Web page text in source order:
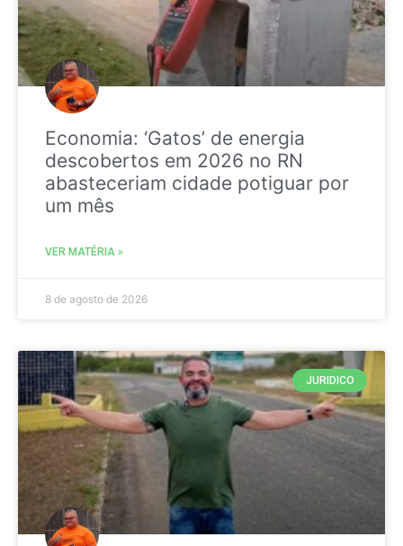
Economia: ‘Gatos’ de energia
descobertos em 2026 no RN
abasteceriam cidade potiguar por
um mês
VER MATÉRIA »
8 de agosto de 2026
JURIDICO